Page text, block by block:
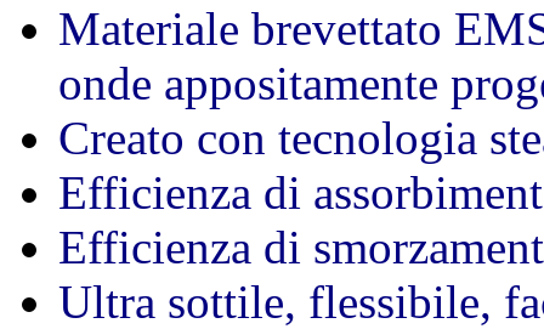
Materiale brevettato
onde appositamente
Creato con tecnologia
Efficienza di
Efficienza di
Ultra sottile, flessibile,